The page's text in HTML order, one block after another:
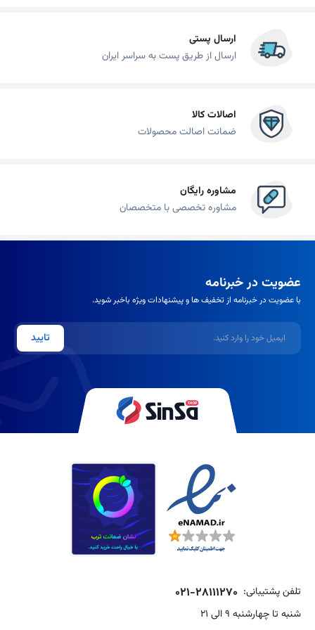
ارسال پستی
ارسال از طریق پست به سراسر ایران
اصالات کالا
ضمانت اصالت محصولات
مشاوره رایگان
مشاوره تخصصی با متخصصان
عضویت در خبرنامه
با عضویت در خبرنامه از تخفیف ها و پیشنهادات ویژه باخبر شوید.
ایمیل
تایید
تلفن پشتیبانی: 021-28111270
شنبه تا چهارشنبه 9 الی 21